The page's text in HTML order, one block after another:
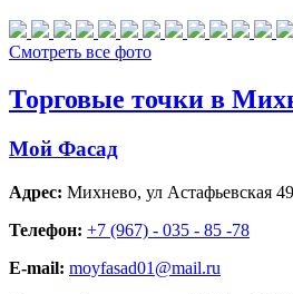
Смотреть все фото
Торговые точки в
Мой Фасад
Адрес: Михнево, ул Астафьевская
Телефон: +7 (967) - 035 - 85 -78
E-mail: moyfasad01@mail.ru